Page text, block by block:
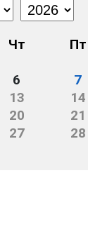
Чт Пт
6 7
13 14
20 21
27 28